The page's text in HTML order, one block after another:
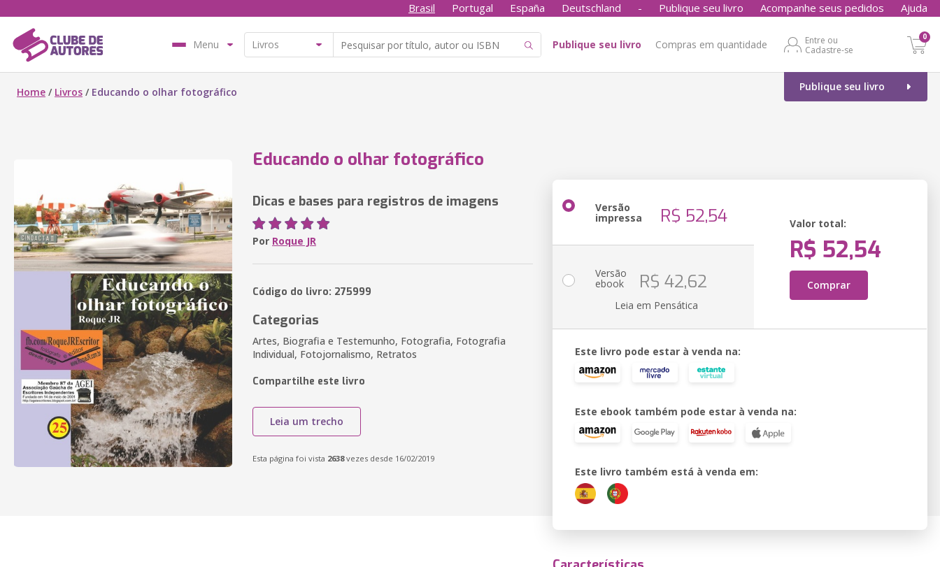
Brasil Portugal España Deutschland - Publique seu livro Acompanhe seus pedidos Ajuda
Menu Publique seu livro Compras em quantidade
Entre ou
Cadastre-se
0
Publique seu livro
Home / Livros / Educando o olhar fotográfico
Educando o olhar fotográfico
Dicas e bases para registros de imagens
Por Roque JR
Código do livro: 275999
Categorias
Artes, Biografia e Testemunho, Fotografia, Fotografia
Individual, Fotojornalismo, Retratos
Compartilhe este livro
Leia um trecho
Esta página foi vista 2638vezes desde 16/02/2019
Versão
impressa R$ 52,54 Valor total:
R$ 52,54
Comprar
Versão
ebook R$ 42,62
Leia em Pensática
Este livro pode estar à venda na:
Este ebook também pode estar à venda na:
Este livro também está à venda em: